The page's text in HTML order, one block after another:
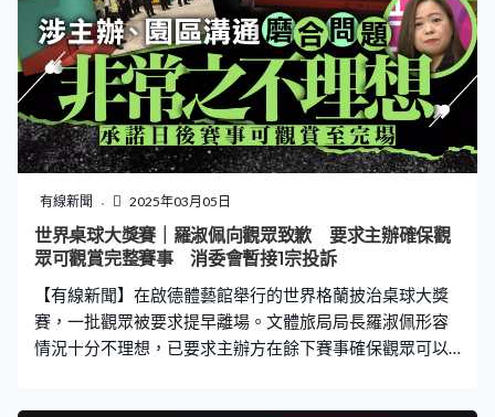
有想過一場球賽其實可以打7局的，可能他們期望人人都好
像奧蘇利雲這樣爽快，可以一個多小時完成，4比0就勝
出，但是實際上不是的。好像昨日這樣，2號枱希堅斯都打
到11時，隨後的一對中國球手都打到大會落逐客令才出
場，導致要閉門作賽。」他又指香港近來所舉辦的盛事經
常有「甩漏」已經習以爲常，期望主辦方汲取經驗。 賽事
組委會事後發聲明致歉，指與場地積極溝通，確保周三起
至下周日晚賽事的入場觀眾可在賽事完結後才離場。而受
影響觀眾可兌換周三、周四兩日任何場次同等票價的可售
門票作補償，可兌換的門票需視乎供應情況而定。
有線新聞 2025年03月05日
世界桌球大獎賽｜羅淑佩向觀眾致歉 要求主辦確保觀
眾可觀賞完整賽事 消委會暫接1宗投訴
【有線新聞】在啟德體藝館舉行的世界格蘭披治桌球大獎
賽，一批觀眾被要求提早離場。文體旅局局長羅淑佩形容
情況十分不理想，已要求主辦方在餘下賽事確保觀眾可以